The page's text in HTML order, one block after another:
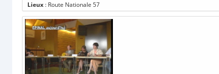
Lieux : Route Nationale 57